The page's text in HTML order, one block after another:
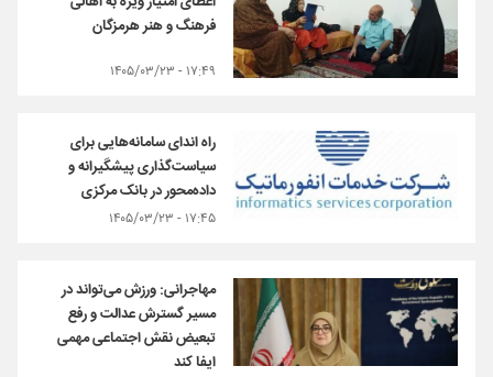
فرهنگ و هنر هرمزگان
۱۷:۴۹ - ۱۴۰۵/۰۳/۲۳
راه اندای سامانه‌هایی برای
سیاست‌گذاری پیشگیرانه و
داده‌محور در بانک مرکزی
۱۷:۴۵ - ۱۴۰۵/۰۳/۲۳
مهاجرانی: ورزش می‌تواند در
مسیر گسترش عدالت و رفع
تبعیض نقش اجتماعی مهمی
ایفا کند